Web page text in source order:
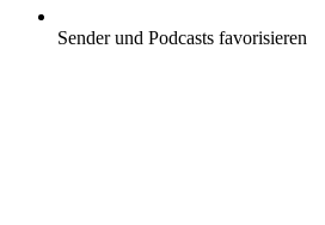
Sender und Podcasts favorisieren